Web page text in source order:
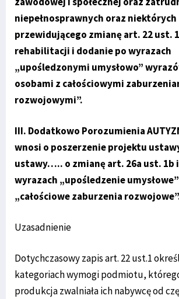
niepełnosprawnych oraz
przewidującego zmianę art. 22 ust.
rehabilitacji i dodanie po wyrazach
„upośledzonymi umysłowo”
osobami z całościowymi
rozwojowymi”.
III. Dodatkowo Porozumienia
wnosi o poszerzenie projektu
ustawy….. o zmianę art. 26a ust. 1b
wyrazach „upośledzenie
„całościowe zaburzenia
Uzasadnienie
Dotychczasowy zapis art. 22 ust.1
kategoriach wymogi podmiotu,
produkcja zwalniała ich nabywcę od